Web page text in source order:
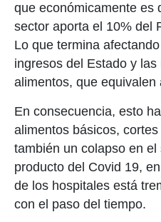
que económicamente es
sector aporta el 10% del
Lo que termina
ingresos del Estado y
alimentos, que
En consecuencia, esto
alimentos básicos,
también un colapso en
producto del Covid 19,
de los hospitales está
con el paso del tiempo.